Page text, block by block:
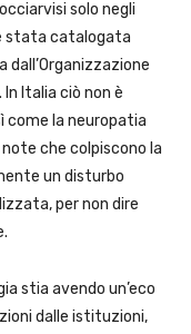
solo negli
stata catalogata
Italia ciò non è
come la neuropatia
che colpiscono la
un disturbo
per non dire
stia avendo un’eco
dalle istituzioni,